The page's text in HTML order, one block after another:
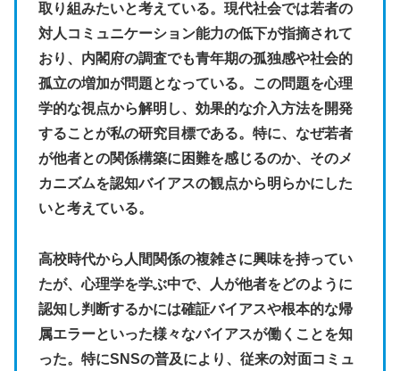
取り組みたいと考えている。現代社会では若者の
対人コミュニケーション能力の低下が指摘されて
おり、内閣府の調査でも青年期の孤独感や社会的
孤立の増加が問題となっている。この問題を心理
学的な視点から解明し、効果的な介入方法を開発
することが私の研究目標である。特に、なぜ若者
が他者との関係構築に困難を感じるのか、そのメ
カニズムを認知バイアスの観点から明らかにした
いと考えている。
高校時代から人間関係の複雑さに興味を持ってい
たが、心理学を学ぶ中で、人が他者をどのように
認知し判断するかには確証バイアスや根本的な帰
属エラーといった様々なバイアスが働くことを知
った。特にSNSの普及により、従来の対面コミュ